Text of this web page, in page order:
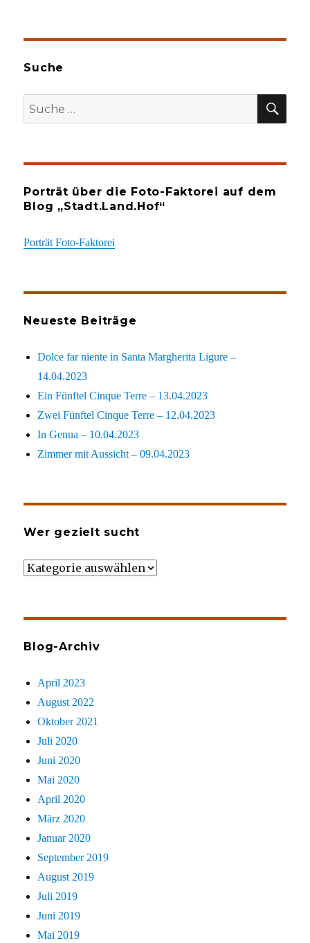
Suche
Suche
nach:
Porträt über die Foto-Faktorei auf dem
Blog „Stadt.Land.Hof“
Porträt Foto-Faktorei
Neueste Beiträge
Dolce far niente in Santa Margherita Ligure –
14.04.2023
Ein Fünftel Cinque Terre – 13.04.2023
Zwei Fünftel Cinque Terre – 12.04.2023
In Genua – 10.04.2023
Zimmer mit Aussicht – 09.04.2023
Wer gezielt sucht
Wer
Blog-Archiv
April 2023
August 2022
Oktober 2021
Juli 2020
Juni 2020
Mai 2020
April 2020
März 2020
Januar 2020
September 2019
August 2019
Juli 2019
Juni 2019
Mai 2019